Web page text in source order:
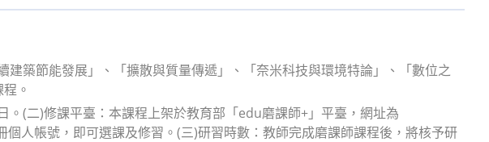
築節能發展」、「擴散與質量傳遞」、「奈米科技與環境特論」、「數位之
。
(二)修課平臺：本課程上架於教育部「edu磨課師+」平臺，網址為
人帳號，即可選課及修習。(三)研習時數：教師完成磨課師課程後，將核予研